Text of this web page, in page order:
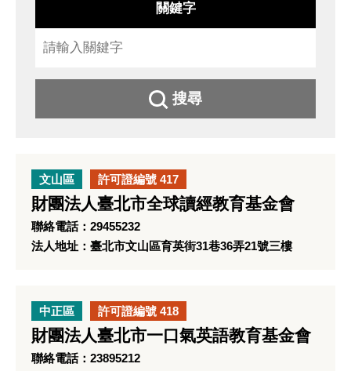
關鍵字
搜尋
文山區 許可證編號 417
財團法人臺北市全球讀經教育基金會
聯絡電話：29455232
法人地址：臺北市文山區育英街31巷36弄21號三樓
中正區 許可證編號 418
財團法人臺北市一口氣英語教育基金會
聯絡電話：23895212